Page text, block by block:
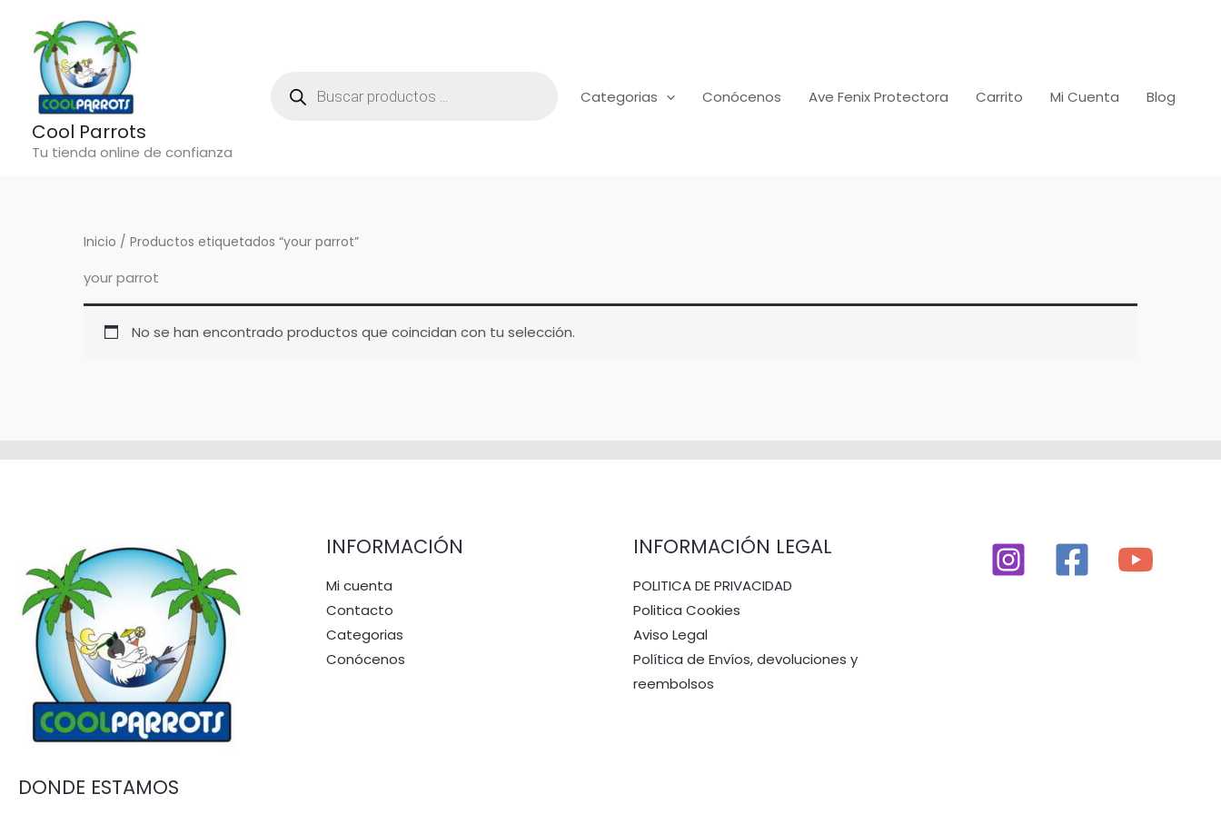
contenido
Cool Parrots
Tu tienda online de confianza
Productos Categorias Conócenos Ave Fenix Protectora Carrito Mi Cuenta Blog
Inicio / Productos etiquetados “your parrot”
your parrot
No se han encontrado productos que coincidan con tu selección.
DONDE ESTAMOS
INFORMACIÓN
Mi cuenta
Contacto
Categorias
Conócenos
INFORMACIÓN LEGAL
POLITICA DE PRIVACIDAD
Politica Cookies
Aviso Legal
Política de Envíos, devoluciones y
reembolsos